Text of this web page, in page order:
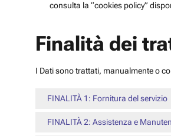
consulta la “cookies policy”
Finalità dei
I Dati sono trattati, manualmente o
FINALITÀ 1: Fornitura del servizio
FINALITÀ 2: Assistenza e